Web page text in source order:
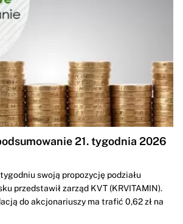
21. tygodnia 2026
swoją propozycję podziału
przedstawił zarząd KVT (KRVITAMIN).
do akcjonariuszy ma trafić 0,62 zł na